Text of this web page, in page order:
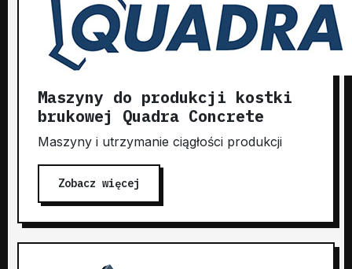
Maszyny do produkcji kostki
brukowej Quadra Concrete
Maszyny i utrzymanie ciągłości produkcji
Zobacz więcej